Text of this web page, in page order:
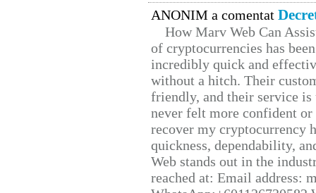
ANONIM a comentat
How Marv Web Can
of cryptocurrencies has
incredibly quick and
without a hitch. Their
friendly, and their service
never felt more confident
recover my cryptocurrency
quickness, dependability,
Web stands out in the
reached at: Email address: